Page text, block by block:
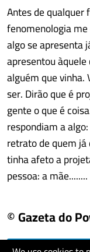
Antes de qualquer
fenomenologia
algo se apresenta
apresentou
alguém que vinha.
ser. Dirão que é
gente o que é
respondiam a
retrato de quem
tinha afeto a
pessoa: a mãe........
© Gazeta do